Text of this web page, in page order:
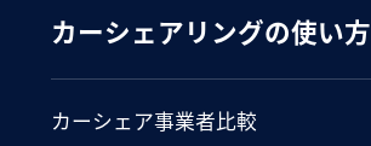
カーシェアリングの使い方
カーシェア事業者比較